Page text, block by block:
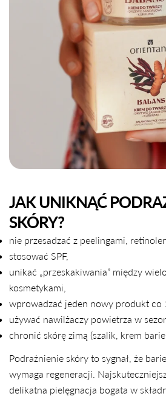
JAK UNIKNĄĆ
SKÓRY?
nie przesadzać z peelingami,
stosować SPF,
unikać „przeskakiwania” między
kosmetykami,
wprowadzać jeden nowy produkt co
używać nawilżaczy powietrza w
chronić skórę zimą (szalik, krem
Podrażnienie skóry to sygnał, że
wymaga regeneracji.
delikatna pielęgnacja bogata w
UDOSTĘPNIJ TEN ARTYKUŁ
Udostępnij
Facebooku
Udostępnij
na
X Pintereście